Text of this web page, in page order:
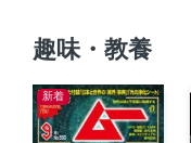
趣味・教養
新着